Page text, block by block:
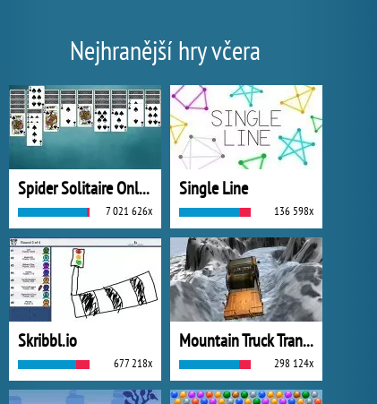
Nejhranější hry včera
Spider Solitaire Online
7 021 626x
Single Line
136 598x
Skribbl.io
677 218x
Mountain Truck Transport
298 124x